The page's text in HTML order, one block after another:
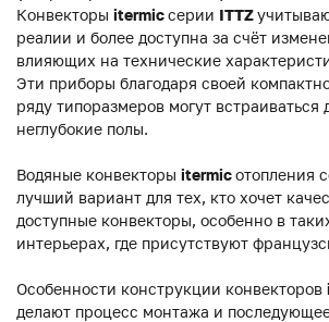
Конвекторы itermicсерии ITTZ
реалии и более доступна за счёт
влияющих на технические
Эти приборы благодаря своей
ряду типоразмеров могут
неглубокие полы.
Водяные конвекторы itermicотопления
лучший вариант для тех, кто хочет
доступные конвекторы, особенно в
интерьерах, где присутствуют
Особенности конструкции конвекторов
делают процесс монтажа и